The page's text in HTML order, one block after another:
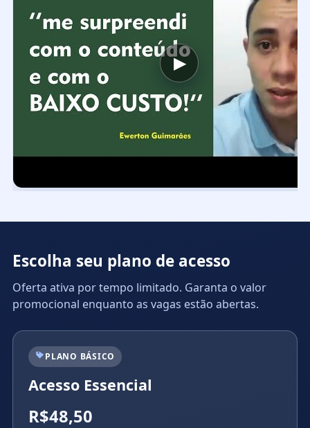
▶
Escolha seu plano de acesso
Oferta ativa por tempo limitado. Garanta o valor
promocional enquanto as vagas estão abertas.
PLANO BÁSICO
Acesso Essencial
R$48,50